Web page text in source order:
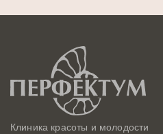
Клиника красоты и молодости